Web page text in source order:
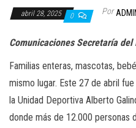
abril 28, 2025 0 Por
Comunicaciones Secretaría
Familias enteras, mascotas,
mismo lugar. Este 27 de abril
la Unidad Deportiva Alberto
donde más de 12.000 personas